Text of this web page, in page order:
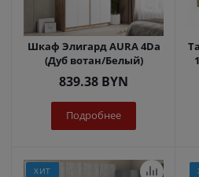
Шкаф Элигард AURA 4Dа
(Дуб вотан/Белый)
839.38 BYN
Подробнее
ХИТ